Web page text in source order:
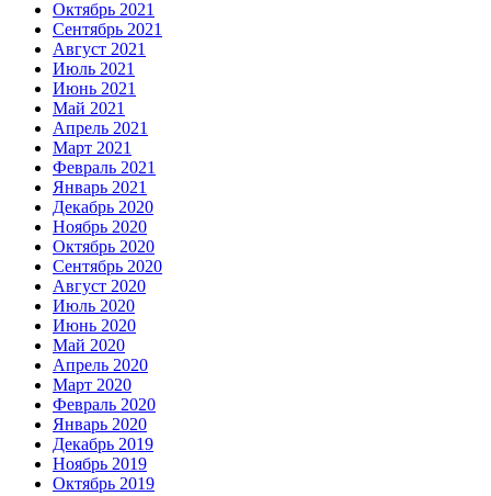
Октябрь 2021
Сентябрь 2021
Август 2021
Июль 2021
Июнь 2021
Май 2021
Апрель 2021
Март 2021
Февраль 2021
Январь 2021
Декабрь 2020
Ноябрь 2020
Октябрь 2020
Сентябрь 2020
Август 2020
Июль 2020
Июнь 2020
Май 2020
Апрель 2020
Март 2020
Февраль 2020
Январь 2020
Декабрь 2019
Ноябрь 2019
Октябрь 2019